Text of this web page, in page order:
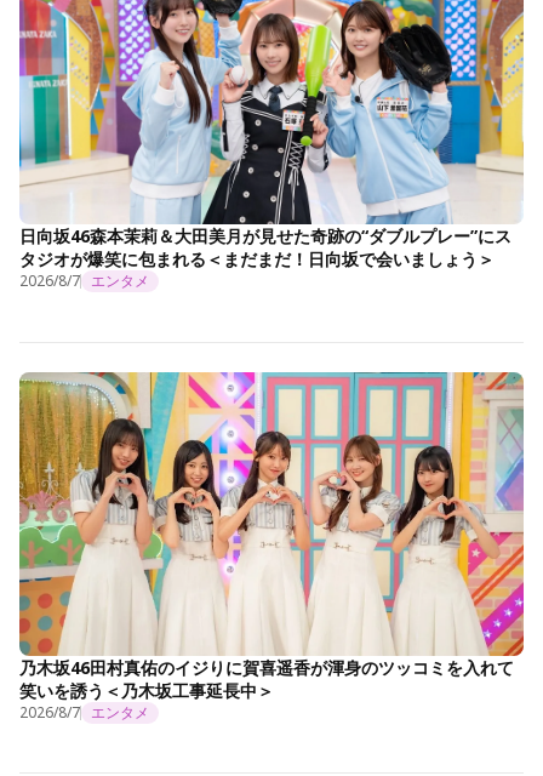
日向坂46森本茉莉＆大田美月が見せた奇跡の“ダブルプレー”にス
タジオが爆笑に包まれる＜まだまだ！日向坂で会いましょう＞
2026/8/7 エンタメ
乃木坂46田村真佑のイジりに賀喜遥香が渾身のツッコミを入れて
笑いを誘う＜乃木坂工事延長中＞
2026/8/7 エンタメ